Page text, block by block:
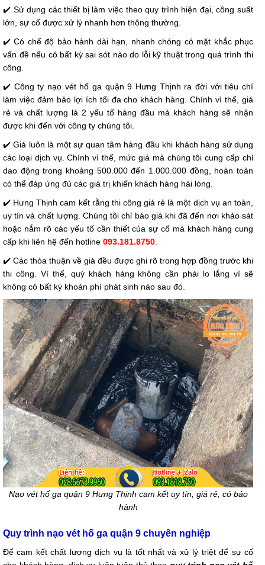
✔️ Sử dụng các thiết bị làm việc theo quy trình hiện đại, công suất
lớn, sự cố được xử lý nhanh hơn thông thường.
✔️ Có chế độ bảo hành dài hạn, nhanh chóng có mặt khắc phục
vấn đề nếu có bất kỳ sai sót nào do lỗi kỹ thuật trong quá trình thi
công.
✔️ Công ty nạo vét hố ga quận 9 Hưng Thịnh ra đời với tiêu chí
làm việc đảm bảo lợi ích tối đa cho khách hàng. Chính vì thế, giá
rẻ và chất lượng là 2 yếu tố hàng đầu mà khách hàng sẽ nhận
được khi đến với công ty chúng tôi.
✔️ Giá luôn là một sự quan tâm hàng đầu khi khách hàng sử dụng
các loại dịch vụ. Chính vì thế, mức giá mà chúng tôi cung cấp chỉ
dao động trong khoảng 500.000 đến 1.000.000 đồng, hoàn toàn
có thể đáp ứng đủ các giá trị khiến khách hàng hài lòng.
✔️ Hưng Thịnh cam kết rằng thi công giá rẻ là một dịch vụ an toàn,
uy tín và chất lượng. Chúng tôi chỉ báo giá khi đã đến nơi khảo sát
hoặc nắm rõ các yếu tố cần thiết của sự cố mà khách hàng cung
cấp khi liên hệ đến hotline 093.181.8750.
✔️ Các thỏa thuận về giá đều được ghi rõ trong hợp đồng trước khi
thi công. Vì thế, quý khách hàng không cần phải lo lắng vì sẽ
không có bất kỳ khoản phí phát sinh nào sau đó.
Nạo vét hố ga quận 9 Hưng Thịnh cam kết uy tín, giá rẻ, có bảo
hành
Quy trình nạo vét hố ga quận 9 chuyên nghiệp
Để cam kết chất lượng dịch vụ là tốt nhất và xử lý triệt để sự cố